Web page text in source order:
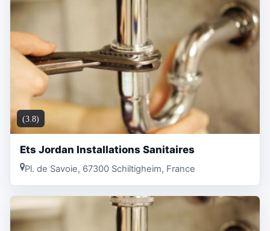
(3.8)
Ets Jordan Installations Sanitaires
Pl. de Savoie, 67300 Schiltigheim, France